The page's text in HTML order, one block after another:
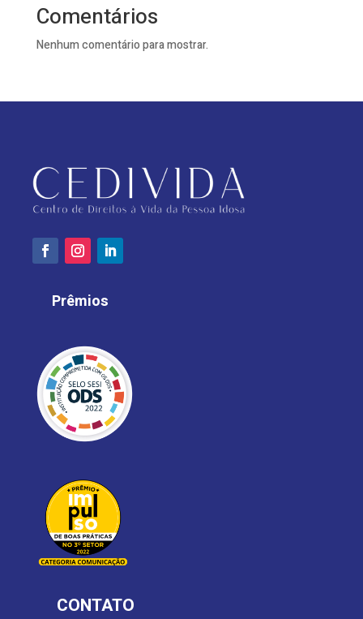
Comentários
Nenhum comentário para mostrar.
Prêmios
CONTATO